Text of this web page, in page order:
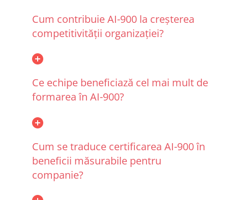
Cum contribuie AI-900 la creșterea
competitivității organizației?
Ce echipe beneficiază cel mai mult de
formarea în AI-900?
Cum se traduce certificarea AI-900 în
beneficii măsurabile pentru
companie?